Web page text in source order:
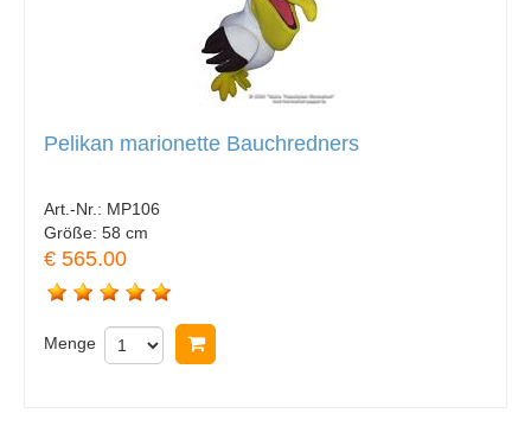
Pelikan marionette Bauchredners
Art.-Nr.: MP106
Größe: 58 cm
€ 565.00
Menge